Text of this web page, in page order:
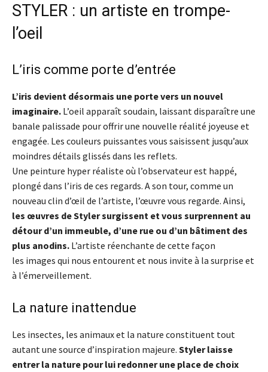
STYLER : un artiste en trompe-
l’oeil
L’iris comme porte d’entrée
L’iris devient désormais une porte vers un nouvel
imaginaire. L’oeil apparaît soudain, laissant disparaître une
banale palissade pour offrir une nouvelle réalité joyeuse et
engagée. Les couleurs puissantes vous saisissent jusqu’aux
moindres détails glissés dans les reflets.
Une peinture hyper réaliste où l’observateur est happé,
plongé dans l’iris de ces regards. A son tour, comme un
nouveau clin d’œil de l’artiste, l’œuvre vous regarde. Ainsi,
les œuvres de Styler surgissent et vous surprennent au
détour d’un immeuble, d’une rue ou d’un bâtiment des
plus anodins. L’artiste réenchante de cette façon
les images qui nous entourent et nous invite à la surprise et
à l’émerveillement.
La nature inattendue
Les insectes, les animaux et la nature constituent tout
autant une source d’inspiration majeure. Styler laisse
entrer la nature pour lui redonner une place de choix